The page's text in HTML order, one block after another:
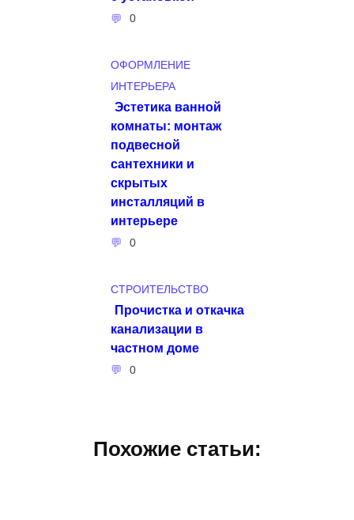
0
ОФОРМЛЕНИЕ
ИНТЕРЬЕРА
Эстетика ванной
комнаты: монтаж
подвесной
сантехники и
скрытых
инсталляций в
интерьере
0
СТРОИТЕЛЬСТВО
Прочистка и откачка
канализации в
частном доме
0
Похожие статьи: